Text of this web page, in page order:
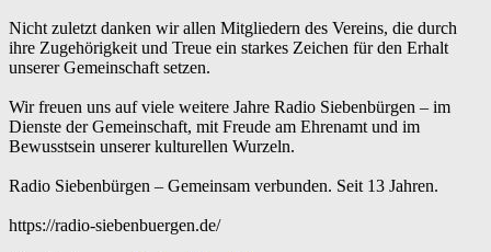
Nicht zuletzt danken wir allen Mitgliedern des Vereins, die durch
ihre Zugehörigkeit und Treue ein starkes Zeichen für den Erhalt
unserer Gemeinschaft setzen.
Wir freuen uns auf viele weitere Jahre Radio Siebenbürgen – im
Dienste der Gemeinschaft, mit Freude am Ehrenamt und im
Bewusstsein unserer kulturellen Wurzeln.
Radio Siebenbürgen – Gemeinsam verbunden. Seit 13 Jahren.
https://radio-siebenbuergen.de/